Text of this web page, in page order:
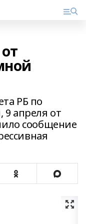
РБ по
апреля от
сообщение